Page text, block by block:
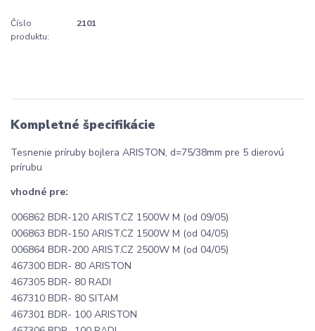
Číslo
produktu:
2101
Kompletné špecifikácie
Tesnenie príruby bojlera ARISTON, d=75/38mm pre 5 dierovú
prírubu
vhodné pre:
006862 BDR-120 ARIST.CZ 1500W M (od 09/05)
006863 BDR-150 ARIST.CZ 1500W M (od 04/05)
006864 BDR-200 ARIST.CZ 2500W M (od 04/05)
467300 BDR- 80 ARISTON
467305 BDR- 80 RADI
467310 BDR- 80 SITAM
467301 BDR- 100 ARISTON